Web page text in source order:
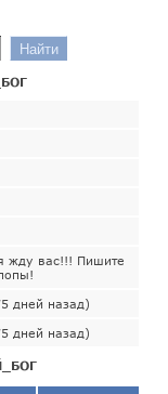
жду вас!!! Пишите
дней назад)
дней назад)